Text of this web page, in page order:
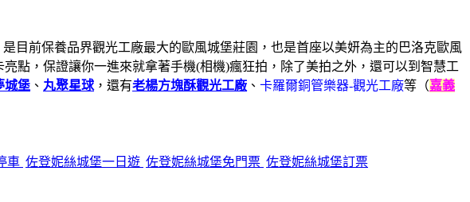
是目前保養品界觀光工廠最大的歐風城堡莊園，也是首座以美妍為主的巴洛克歐風
點，保證讓你一進來就拿著手機(相機)瘋狂拍，除了美拍之外，還可以到智慧工
城堡 、 丸聚星球 ，還有老楊方塊酥觀光工廠 、 卡羅爾銅管樂器-觀光工廠等（嘉義
車 佐登妮絲城堡一日遊 佐登妮絲城堡免門票 佐登妮絲城堡訂票